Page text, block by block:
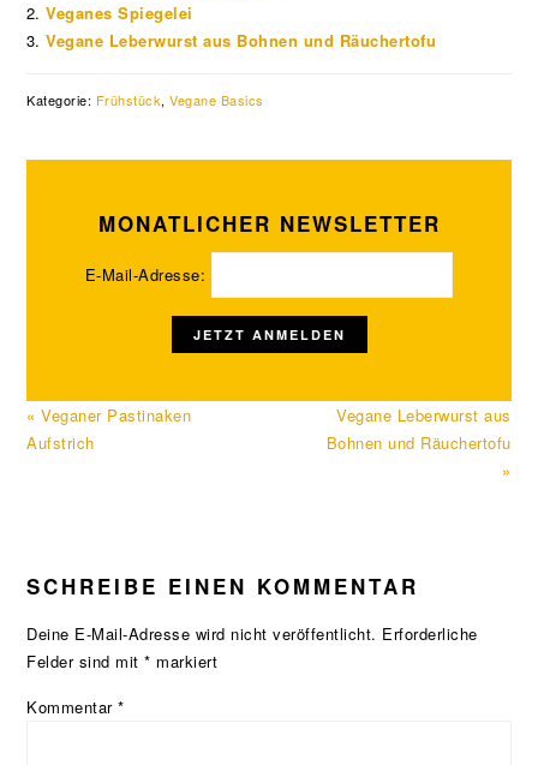
Veganes Spiegelei
Vegane Leberwurst aus Bohnen und Räuchertofu
Kategorie: Frühstück,Vegane Basics
MONATLICHER NEWSLETTER
E-Mail-Adresse:
Vorheriger
Beitrag:
« Veganer Pastinaken
Aufstrich
Nächster
Beitrag:
Vegane Leberwurst aus
Bohnen und Räuchertofu
»
INTERAKTIONEN
SCHREIBE EINEN KOMMENTAR
Deine E-Mail-Adresse wird nicht veröffentlicht. Erforderliche
Felder sind mit* markiert
Kommentar*